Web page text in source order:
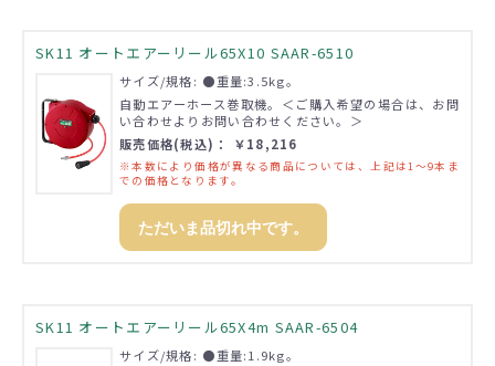
SK11 オートエアーリール65X10 SAAR-6510
サイズ/規格: ●重量:3.5kg。
自動エアーホース巻取機。＜ご購入希望の場合は、お問
い合わせよりお問い合わせください。＞
販売価格(税込)： ￥18,216
※本数により価格が異なる商品については、上記は1～9本ま
での価格となります。
ただいま品切れ中です。
SK11 オートエアーリール65X4m SAAR-6504
サイズ/規格: ●重量:1.9kg。